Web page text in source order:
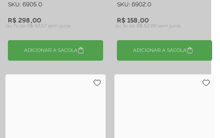
SKU: 6905.0
R$ 298,00
ou 7x de R$ 42,57 sem juros
ADICIONAR A SACOLA
SKU: 6902.0
R$ 158,00
ou 3x de R$ 52,66 sem juros
ADICIONAR A SACOLA